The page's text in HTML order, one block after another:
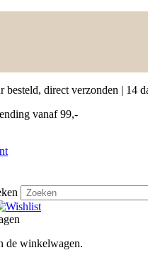
besteld, direct verzonden | 14
vanaf 99,-
de winkelwagen.